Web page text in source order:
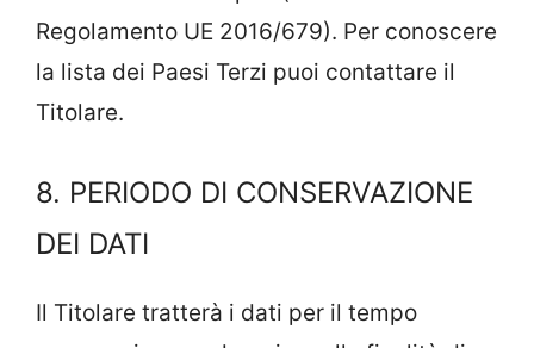
Regolamento UE 2016/679). Per conoscere
la lista dei Paesi Terzi puoi contattare il
Titolare.
8. PERIODO DI CONSERVAZIONE
DEI DATI
Il Titolare tratterà i dati per il tempo